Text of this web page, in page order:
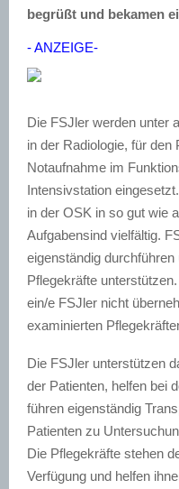
begrüßt und bekamen
- ANZEIGE-
Die FSJler werden unter
in der Radiologie, für den
Notaufnahme im
Intensivstation
in der OSK in so gut wie
Aufgabensind vielfältig.
eigenständig
Pflegekräfte
ein/e FSJler nicht
examinierten
Die FSJler unterstützen
der Patienten, helfen bei
führen eigenständig
Patienten zu
Die Pflegekräfte stehen
Verfügung und helfen